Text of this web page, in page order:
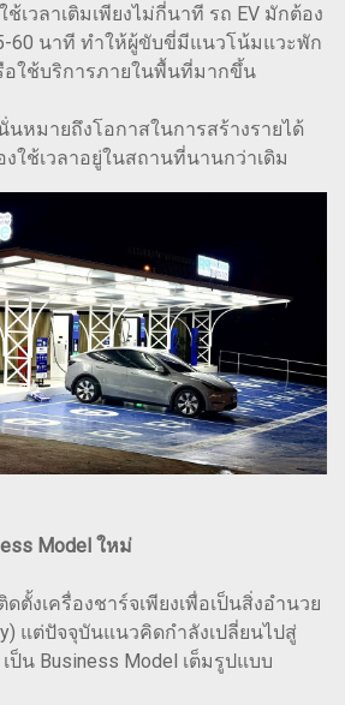
วลาเติมเพียงไม่กี่นาที รถ EV มักต้อง
60 นาที ทำให้ผู้ขับขี่มีแนวโน้มแวะพัก
อใช้บริการภายในพื้นที่มากขึ้น
นหมายถึงโอกาสในการสร้างรายได้
ใช้เวลาอยู่ในสถานที่นานกว่าเดิม
Model ใหม่
ตั้งเครื่องชาร์จเพียงเพื่อเป็นสิ่งอำนวย
แต่ปัจจุบันแนวคิดกำลังเปลี่ยนไปสู่
เป็น Business Model เต็มรูปแบบ